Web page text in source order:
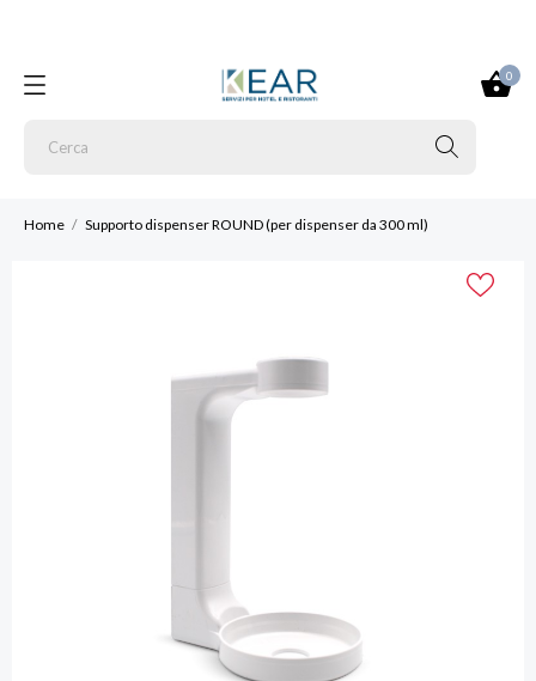
0
Home Supporto dispenser ROUND (per dispenser da 300 ml)